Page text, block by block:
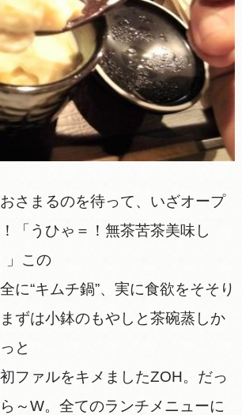
さまるのを待って、いざオープ
「うひゃ＝！無茶苦茶美味し
」この
に“キムチ鍋”、実に食欲をそそり
ずは小鉢のもやしと茶碗蒸しか
と
ファルをキメましたZOH。だっ
～W。全てのランチメニューに